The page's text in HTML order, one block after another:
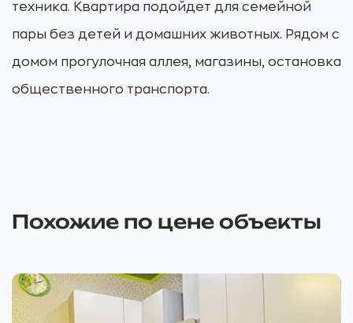
техника. Квартира подойдет для семейной
пары без детей и домашних животных. Рядом с
домом прогулочная аллея, магазины, остановка
общественного транспорта.
Похожие по цене объекты